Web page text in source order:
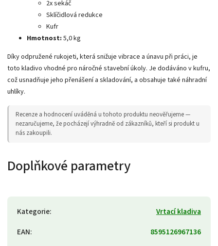
2x sekáč
Sklíčidlová redukce
Kufr
Hmotnost: 5,0 kg
Díky odpružené rukojeti, která snižuje vibrace a únavu při práci, je
toto kladivo vhodné pro náročné stavební úkoly. Je dodáváno v kufru,
což usnadňuje jeho přenášení a skladování, a obsahuje také náhradní
uhlíky.
Recenze a hodnocení uváděná u tohoto produktu neověřujeme —
nezaručujeme, že pocházejí výhradně od zákazníků, kteří si produkt u
nás zakoupili.
Doplňkové parametry
Kategorie:
Vrtací kladiva
EAN:
8595126967136